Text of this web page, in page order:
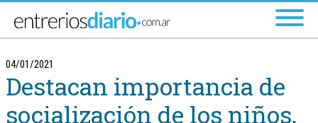
04/01/2021
Destacan importancia de
socialización de los niños,